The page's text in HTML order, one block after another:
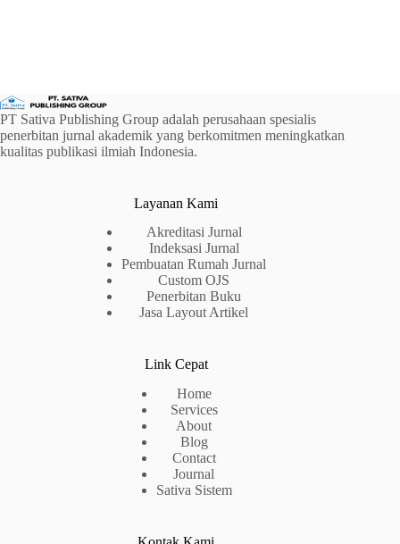
PT Sativa Publishing Group adalah perusahaan spesialis
penerbitan jurnal akademik yang berkomitmen meningkatkan
kualitas publikasi ilmiah Indonesia.
Layanan Kami
Akreditasi Jurnal
Indeksasi Jurnal
Pembuatan Rumah Jurnal
Custom OJS
Penerbitan Buku
Jasa Layout Artikel
Link Cepat
Home
Services
About
Blog
Contact
Journal
Sativa Sistem